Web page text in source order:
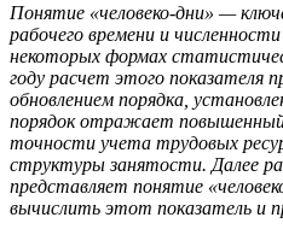
Понятие «человеко-дни» —
рабочего времени и
некоторых формах
году расчет этого показателя
обновлением порядка,
порядок отражает повышенный
точности учета трудовых
структуры занятости. Далее
представляет понятие
вычислить этот показатель и